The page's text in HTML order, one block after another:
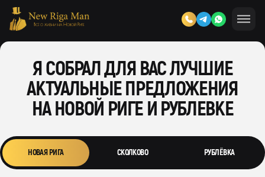
Я СОБРАЛ ДЛЯ ВАС ЛУЧШИЕ
АКТУАЛЬНЫЕ ПРЕДЛОЖЕНИЯ
НА НОВОЙ РИГЕ И РУБЛЕВКЕ
НОВАЯ РИГА СКОЛКОВО РУБЛЁВКА